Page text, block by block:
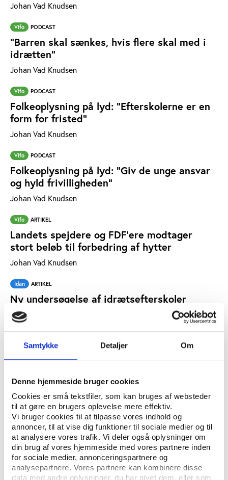
Samtykke Detaljer Om
Denne hjemmeside bruger cookies
Cookies er små tekstfiler, som kan bruges af websteder
til at gøre en brugers oplevelse mere effektiv.
Vi bruger cookies til at tilpasse vores indhold og
annoncer, til at vise dig funktioner til sociale medier og til
at analysere vores trafik. Vi deler også oplysninger om
din brug af vores hjemmeside med vores partnere inden
for sociale medier, annonceringspartnere og
analysepartnere. Vores partnere kan kombinere disse
data med andre oplysninger, du har givet dem, eller som
Johan Vad Knudsen
Vifo PODCAST
"Barren skal sænkes, hvis flere skal med i
idrætten"
Johan Vad Knudsen
Vifo PODCAST
Folkeoplysning på lyd: ”Efterskolerne er en
form for fristed”
Johan Vad Knudsen
Vifo PODCAST
Folkeoplysning på lyd: "Giv de unge ansvar
og hyld frivilligheden"
Johan Vad Knudsen
Vifo ARTIKEL
Landets spejdere og FDF’ere modtager
stort beløb til forbedring af hytter
Johan Vad Knudsen
Idan ARTIKEL
Ny undersøgelse af idrætsefterskoler
Johan Vad Knudsen
Aftenskolerne i København har svært ved at
finde egnede lokaler
Johan Vad Knudsen
Idan ARTIKEL
Ny undersøgelse skal gøre foreninger bedre
til at bruge digitale løsninger
Johan Vad Knudsen
ARTIKEL